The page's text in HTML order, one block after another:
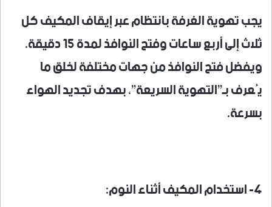
يجب تهوية الغرفة بانتظام عبر إيقاف المكيف كل
ثلاث إلى أربع ساعات وفتح النوافذ لمدة 15 دقيقة.
ويفضل فتح النوافذ من جهات مختلفة لخلق ما
يُعرف بـ”التهوية السريعة”، بهدف تجديد الهواء
بسرعة.
4- استخدام المكيف أثناء النوم: